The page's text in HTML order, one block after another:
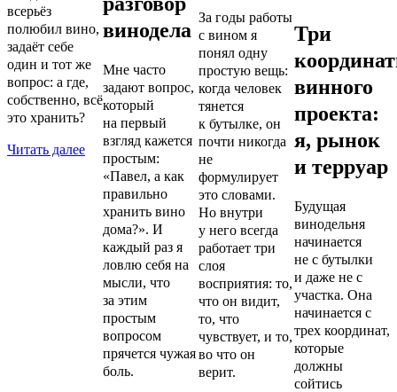
всерьёз
полюбил вино,
задаёт себе
один и тот же
вопрос: а где,
собственно, всё
это хранить?
Читать далее
винодела
Мне часто
задают вопрос,
который
на первый
взгляд кажется
простым:
«Павел, а как
правильно
хранить вино
дома?». И
каждый раз я
ловлю себя на
мысли, что
за этим
простым
вопросом
прячется чужая
боль.
За годы работы
с вином я
понял одну
простую вещь:
когда человек
тянется
к бутылке, он
почти никогда
не
формулирует
это словами.
Но внутри
у него всегда
работает три
слоя
восприятия: то,
что он видит,
то, что
чувствует, и то,
во что он
верит.
Три
винного
проекта:
я, рынок
и терруар
Будущая
винодельня
начинается
не с бутылки
и даже не с
участка. Она
начинается с
трех координат,
которые
должны
сойтись